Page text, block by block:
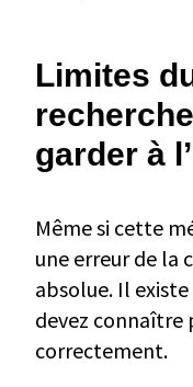
Limites
garder à
Même si cette
une erreur de la
absolue. Il
devez connaître
correctement.